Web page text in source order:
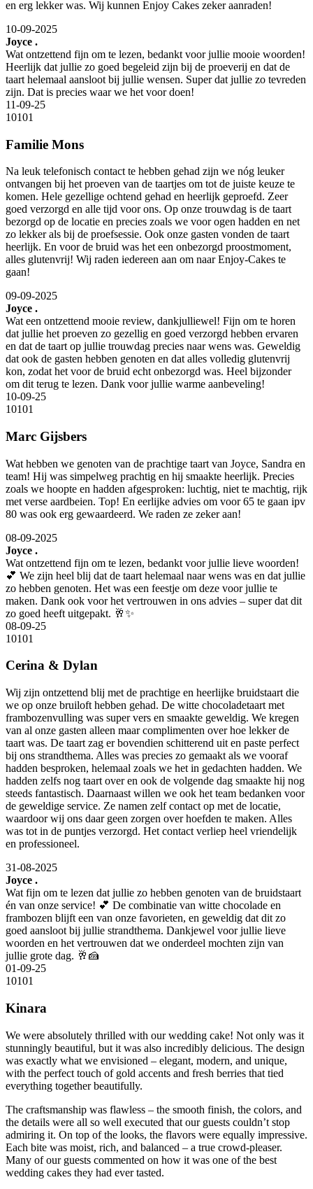
en erg lekker was. Wij kunnen Enjoy Cakes zeker aanraden!
10-09-2025
Joyce .
Wat ontzettend fijn om te lezen, bedankt voor jullie mooie woorden!
Heerlijk dat jullie zo goed begeleid zijn bij de proeverij en dat de
taart helemaal aansloot bij jullie wensen. Super dat jullie zo tevreden
zijn. Dat is precies waar we het voor doen!
11-09-25
10101
Familie Mons
Na leuk telefonisch contact te hebben gehad zijn we nóg leuker
ontvangen bij het proeven van de taartjes om tot de juiste keuze te
komen. Hele gezellige ochtend gehad en heerlijk geproefd. Zeer
goed verzorgd en alle tijd voor ons. Op onze trouwdag is de taart
bezorgd op de locatie en precies zoals we voor ogen hadden en net
zo lekker als bij de proefsessie. Ook onze gasten vonden de taart
heerlijk. En voor de bruid was het een onbezorgd proostmoment,
alles glutenvrij! Wij raden iedereen aan om naar Enjoy-Cakes te
gaan!
09-09-2025
Joyce .
Wat een ontzettend mooie review, dankjulliewel! Fijn om te horen
dat jullie het proeven zo gezellig en goed verzorgd hebben ervaren
en dat de taart op jullie trouwdag precies naar wens was. Geweldig
dat ook de gasten hebben genoten en dat alles volledig glutenvrij
kon, zodat het voor de bruid echt onbezorgd was. Heel bijzonder
om dit terug te lezen. Dank voor jullie warme aanbeveling!
10-09-25
10101
Marc Gijsbers
Wat hebben we genoten van de prachtige taart van Joyce, Sandra en
team! Hij was simpelweg prachtig en hij smaakte heerlijk. Precies
zoals we hoopte en hadden afgesproken: luchtig, niet te machtig, rijk
met verse aardbeien. Top! En eerlijke advies om voor 65 te gaan ipv
80 was ook erg gewaardeerd. We raden ze zeker aan!
08-09-2025
Joyce .
Wat ontzettend fijn om te lezen, bedankt voor jullie lieve woorden!
💕 We zijn heel blij dat de taart helemaal naar wens was en dat jullie
zo hebben genoten. Het was een feestje om deze voor jullie te
maken. Dank ook voor het vertrouwen in ons advies – super dat dit
zo goed heeft uitgepakt. 🥂✨
08-09-25
10101
Cerina & Dylan
Wij zijn ontzettend blij met de prachtige en heerlijke bruidstaart die
we op onze bruiloft hebben gehad. De witte chocoladetaart met
frambozenvulling was super vers en smaakte geweldig. We kregen
van al onze gasten alleen maar complimenten over hoe lekker de
taart was. De taart zag er bovendien schitterend uit en paste perfect
bij ons strandthema. Alles was precies zo gemaakt als we vooraf
hadden besproken, helemaal zoals we het in gedachten hadden. We
hadden zelfs nog taart over en ook de volgende dag smaakte hij nog
steeds fantastisch. Daarnaast willen we ook het team bedanken voor
de geweldige service. Ze namen zelf contact op met de locatie,
waardoor wij ons daar geen zorgen over hoefden te maken. Alles
was tot in de puntjes verzorgd. Het contact verliep heel vriendelijk
en professioneel.
31-08-2025
Joyce .
Wat fijn om te lezen dat jullie zo hebben genoten van de bruidstaart
én van onze service! 💕 De combinatie van witte chocolade en
frambozen blijft een van onze favorieten, en geweldig dat dit zo
goed aansloot bij jullie strandthema. Dankjewel voor jullie lieve
woorden en het vertrouwen dat we onderdeel mochten zijn van
jullie grote dag. 🥂🍰
01-09-25
10101
Kinara
We were absolutely thrilled with our wedding cake! Not only was it
stunningly beautiful, but it was also incredibly delicious. The design
was exactly what we envisioned – elegant, modern, and unique,
with the perfect touch of gold accents and fresh berries that tied
everything together beautifully.
The craftsmanship was flawless – the smooth finish, the colors, and
the details were all so well executed that our guests couldn’t stop
admiring it. On top of the looks, the flavors were equally impressive.
Each bite was moist, rich, and balanced – a true crowd-pleaser.
Many of our guests commented on how it was one of the best
wedding cakes they had ever tasted.